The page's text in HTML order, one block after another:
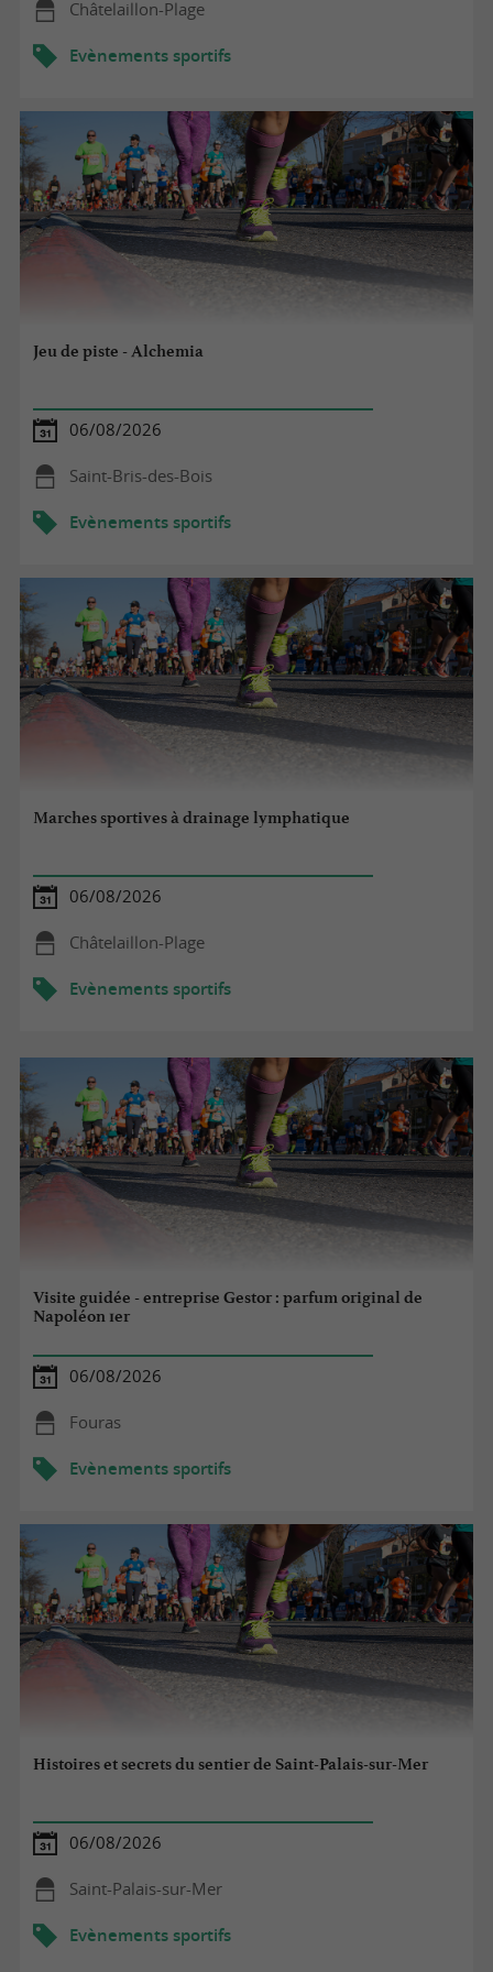
Châtelaillon-Plage
Evènements sportifs
Jeu de piste - Alchemia
06/08/2026
Saint-Bris-des-Bois
Evènements sportifs
Marches sportives à drainage lymphatique
06/08/2026
Châtelaillon-Plage
Evènements sportifs
Visite guidée - entreprise Gestor : parfum original de
Napoléon 1er
06/08/2026
Fouras
Evènements sportifs
Histoires et secrets du sentier de Saint-Palais-sur-Mer
06/08/2026
Saint-Palais-sur-Mer
Evènements sportifs